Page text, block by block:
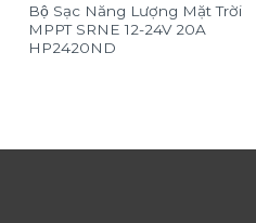
Bộ Sạc Năng Lượng Mặt Trời
MPPT SRNE 12-24V 20A
HP2420ND